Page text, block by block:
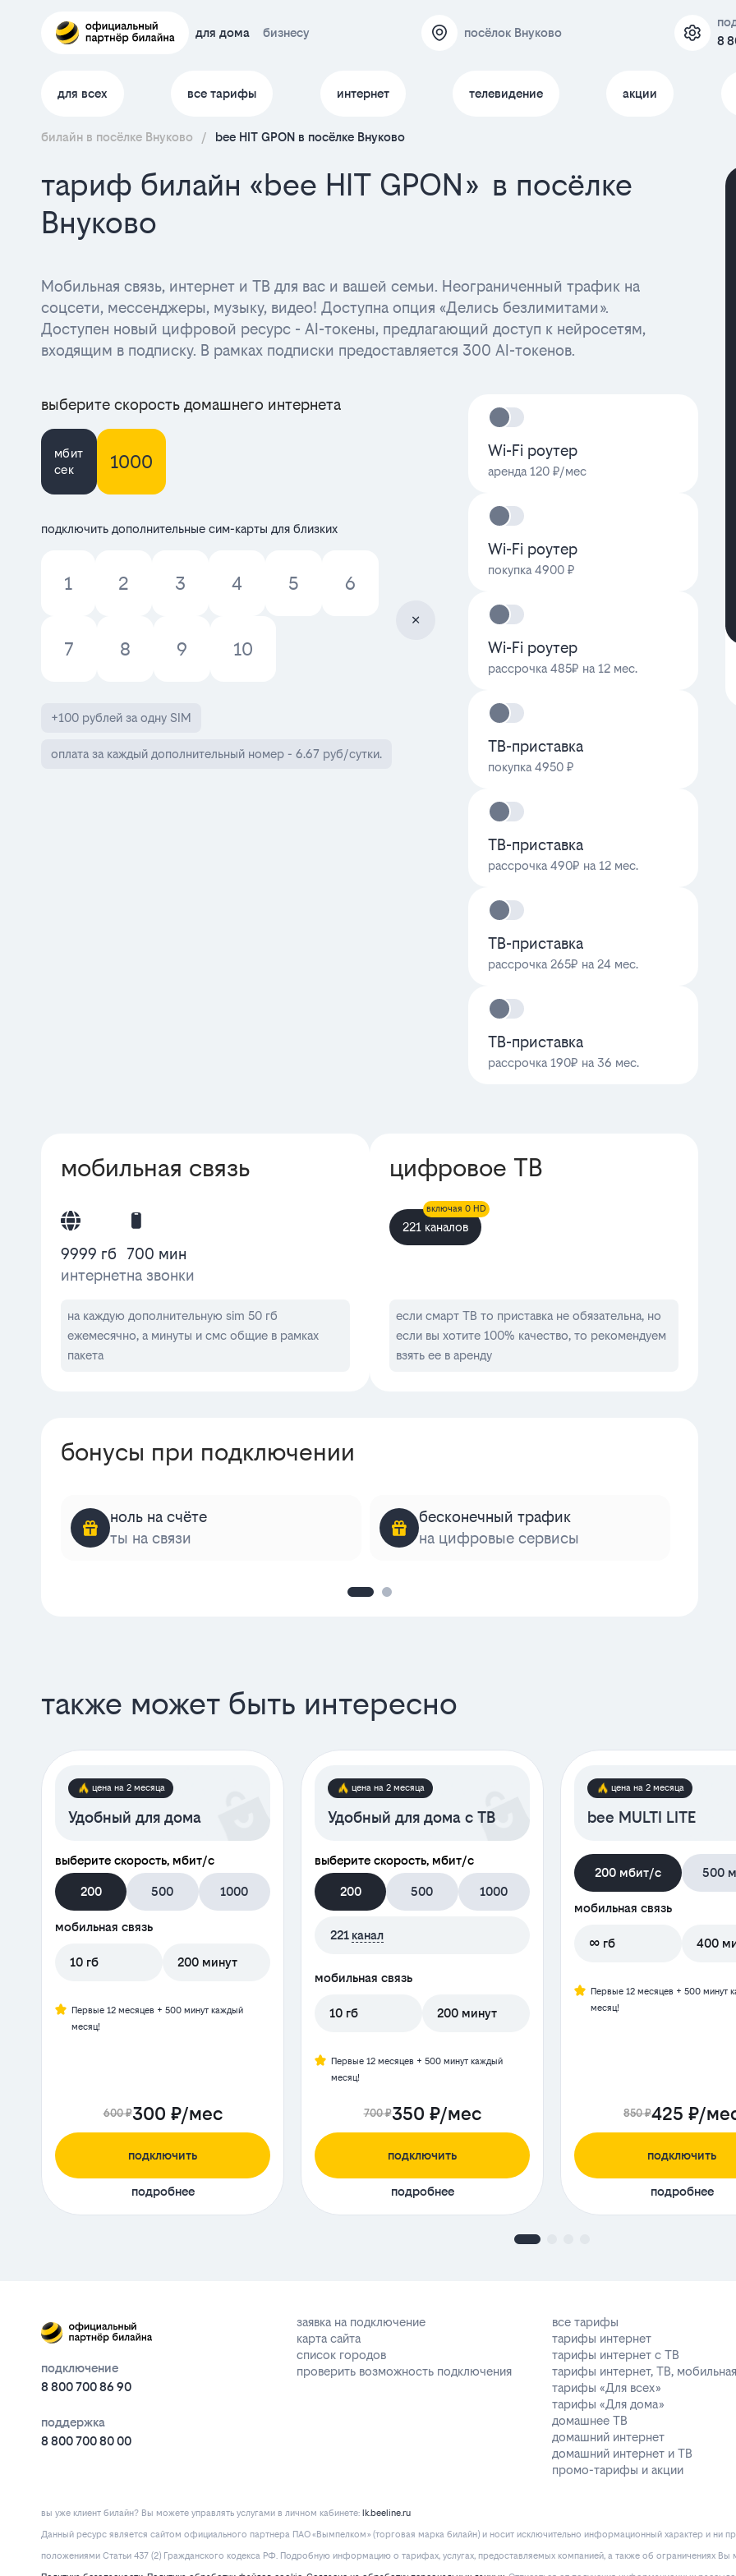
для дома бизнесу посёлок Внуково
8
для всех все тарифы интернет телевидение акции
билайн в посёлке Внуково / bee HIT GPON в посёлке Внуково
тариф билайн «bee HIT GPON» в посёлке
Внуково
Мобильная связь, интернет и ТВ для вас и вашей семьи. Неограниченный трафик на
соцсети, мессенджеры, музыку, видео! Доступна опция «Делись безлимитами».
Доступен новый цифровой ресурс - AI-токены, предлагающий доступ к нейросетям,
входящим в подписку. В рамках подписки предоставляется 300 AI-токенов.
выберите скорость домашнего интернета
мбит
сек
1000
подключить дополнительные сим-карты для близких
1 2 3 4 5 6
7 8 9 10
+100 рублей за одну SIM
оплата за каждый дополнительный номер - 6.67 руб/сутки.
Wi-Fi роутер
аренда 120 ₽/мес
Wi-Fi роутер
покупка 4900 ₽
Wi-Fi роутер
рассрочка 485₽ на 12 мес.
ТВ-приставка
покупка 4950 ₽
ТВ-приставка
рассрочка 490₽ на 12 мес.
ТВ-приставка
рассрочка 265₽ на 24 мес.
ТВ-приставка
рассрочка 190₽ на 36 мес.
мобильная связь
9999 гб
интернет
700 мин
на звонки
на каждую дополнительную sim 50 гб
ежемесячно, а минуты и смс общие в рамках
пакета
цифровое ТВ
221 каналов
включая 0 HD
если смарт ТВ то приставка не обязательна, но
если вы хотите 100% качество, то рекомендуем
взять ее в аренду
бонусы при подключении
ноль на счёте
ты на связи
бесконечный трафик
на цифровые сервисы
также может быть интересно
цена на 2 месяца
Удобный для дома
выберите скорость, мбит/с
200 500 1000
мобильная связь
10 гб 200 минут
Первые 12 месяцев + 500 минут каждый
месяц!
600 ₽300 ₽/мес
подключить
подробнее
цена на 2 месяца
Удобный для дома с ТВ
выберите скорость, мбит/с
200 500 1000
221 канал
мобильная связь
10 гб 200 минут
Первые 12 месяцев + 500 минут каждый
месяц!
700 ₽350 ₽/мес
подключить
подробнее
цена на 2 месяца
bee MULTI LITE
200 мбит/с 500
мобильная связь
∞ гб 400
Первые 12 месяцев + 500 минут
месяц!
850 ₽425 ₽/
подключить
подробнее
подключение
8 800 700 86 90
поддержка
8 800 700 80 00
заявка на подключение
карта сайта
список городов
проверить возможность подключения
все тарифы
тарифы интернет
тарифы интернет с ТВ
тарифы интернет, ТВ,
тарифы «Для всех»
тарифы «Для дома»
домашнее ТВ
домашний интернет
домашний интернет и ТВ
промо-тарифы и акции
вы уже клиент билайн? Вы можете управлять услугами в личнoм кaбинeтe:
lk.beeline.ru
Данный ресурс является сайтом официального партнера ПАО «Вымпелком» (торговая марка билайн) и носит исключительно информационный характер и ни
положениями Статьи 437 (2) Гражданского кодекса РФ. Подробную информацию о тарифах, услугах, предоставляемых компанией, а также об ограничениях Вы